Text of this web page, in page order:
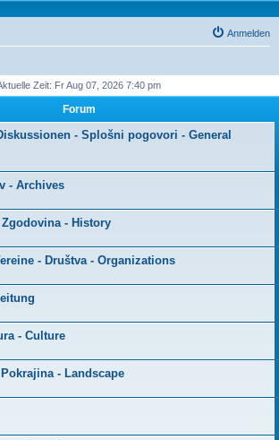
Anmelden
Zeit: Fr Aug 07, 2026 7:40 pm
Forum
- Splošni pogovori - General
- Archives
- History
- Društva - Organizations
- Culture
- Landscape